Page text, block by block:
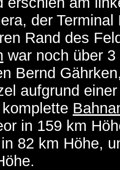
der
Rand des
war noch über
Bernd
aufgrund
in 159 km
82 km Höhe,